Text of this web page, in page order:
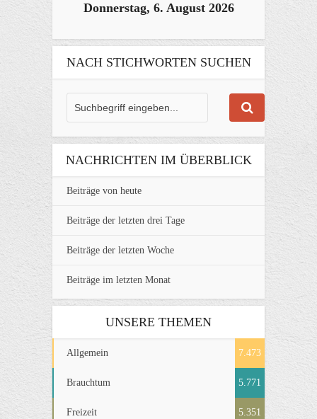
Donnerstag, 6. August 2026
NACH STICHWORTEN SUCHEN
NACHRICHTEN IM ÜBERBLICK
Beiträge von heute
Beiträge der letzten drei Tage
Beiträge der letzten Woche
Beiträge im letzten Monat
UNSERE THEMEN
Allgemein 7.473
Brauchtum 5.771
Freizeit 5.351